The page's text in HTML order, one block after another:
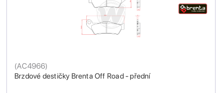
Brzdové destičky Brenta Off Road - přední
(AC4966)